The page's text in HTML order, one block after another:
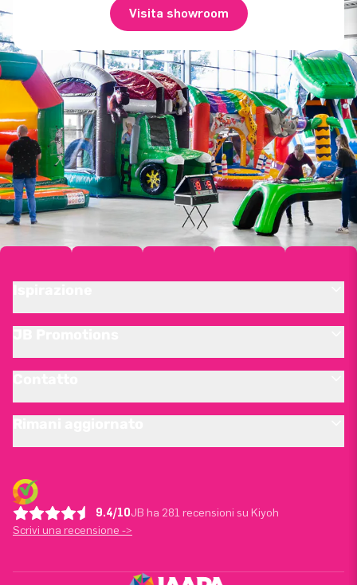
Visita showroom
9.4/10JB ha 281 recensioni su Kiyoh
Scrivi una recensione ->